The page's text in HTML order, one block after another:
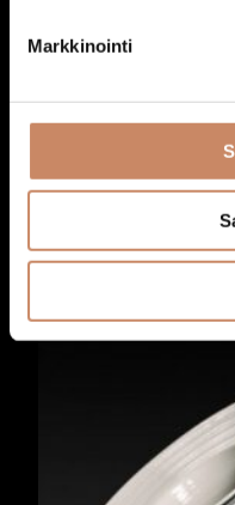
Markkinointi